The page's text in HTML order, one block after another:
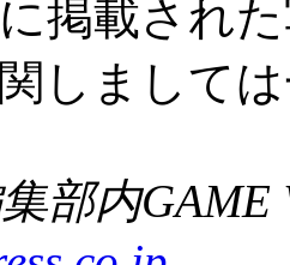
掲載され
しまして
部内GAME